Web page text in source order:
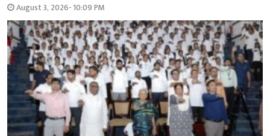
August 3, 2026- 10:09 PM